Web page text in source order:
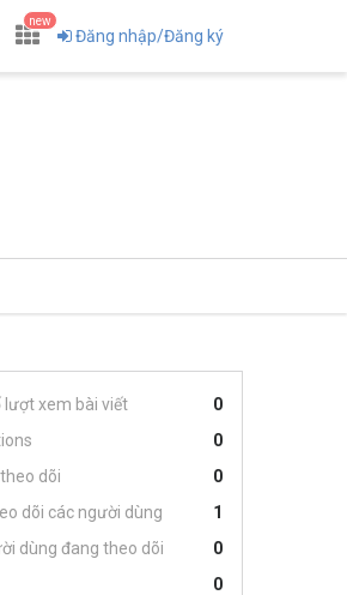
new
Đăng nhập/Đăng ký
lượt xem bài viết
0
0
dõi
0
dõi các người dùng
1
dùng đang theo dõi
0
0